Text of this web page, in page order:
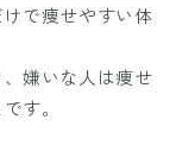
で痩せやすい体
嫌いな人は痩せ
す。